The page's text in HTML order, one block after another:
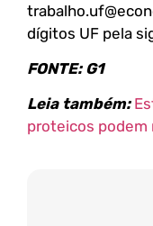
dígitos UF pela
FONTE: G1
Leia também:
proteicos podem